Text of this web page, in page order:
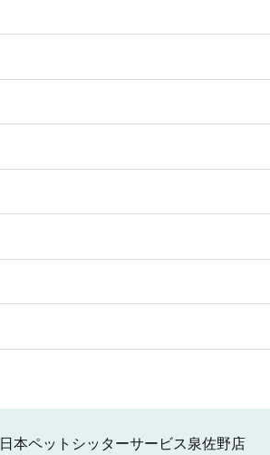
日本ペットシッターサービス泉佐野店